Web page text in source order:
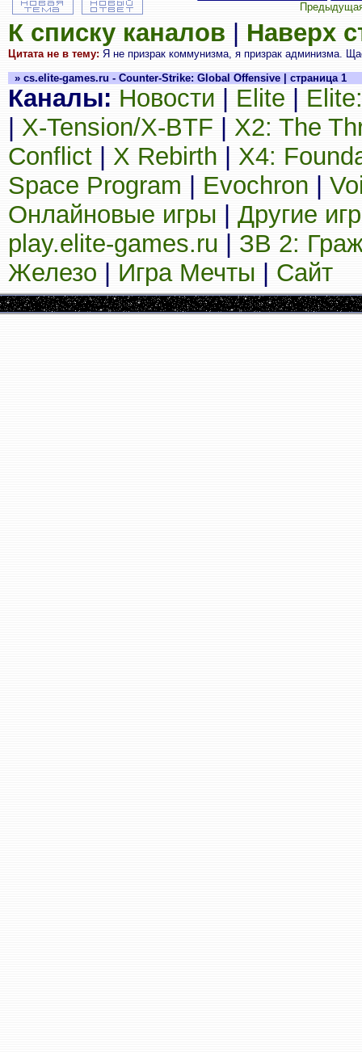
К списку каналов Наверх
Цитата не в тему: Я не призрак коммунизма, я призрак админизма.
» cs.elite-games.ru - Counter-Strike: Global Offensive | страница 1
Каналы: Новости Elite
X-Tension/X-BTF
X2: The
Conflict
X Rebirth
X4:
Space Program
Evochron
Онлайновые игры
Другие
play.elite-games.ru
ЗВ 2:
Железо
Игра Мечты Сайт